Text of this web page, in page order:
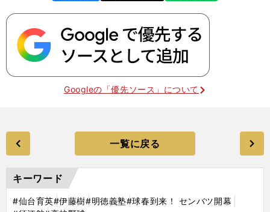
Googleの「優先ソース」について
一覧に戻る
キーワード
#仙台育英#伊藤樹#明徳義塾#球春到来！ センバツ開幕